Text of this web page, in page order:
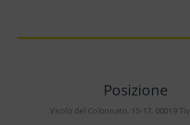
Posizione
Vicolo del Colonnato, 15-17, 00019